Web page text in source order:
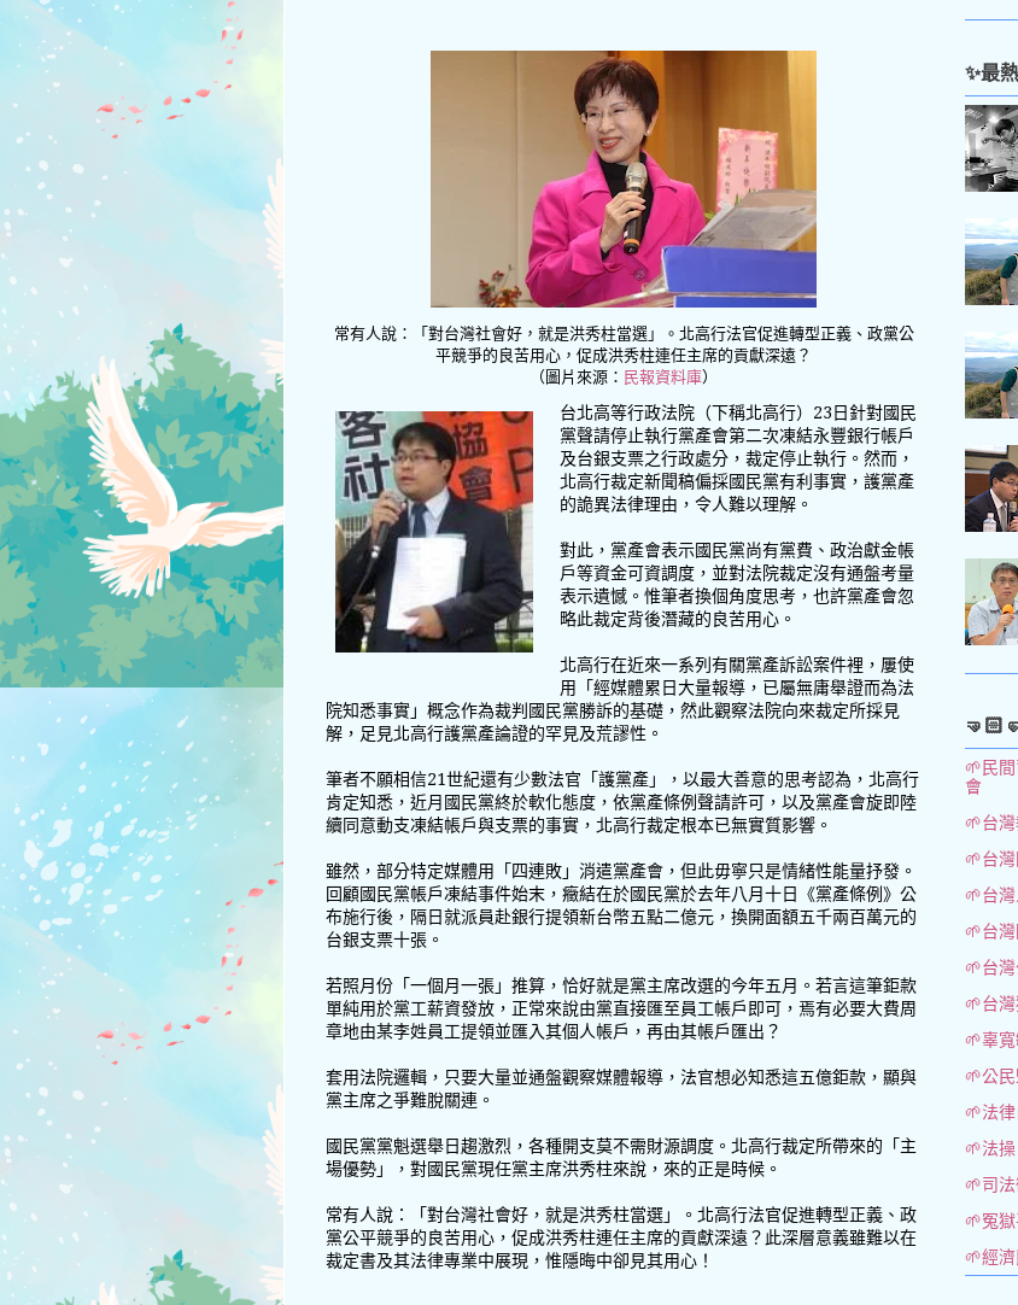
常有人說：「對台灣社會好，就是洪秀柱當選」。北高行法官促進轉型正義、政黨公
平競爭的良苦用心，促成洪秀柱連任主席的貢獻深遠？
（圖片來源： 民報資料庫）
台北高等行政法院（下稱北高行）23日針對國民
黨聲請停止執行黨產會第二次凍結永豐銀行帳戶
及台銀支票之行政處分，裁定停止執行。然而，
北高行裁定新聞稿偏採國民黨有利事實，護黨產
的詭異法律理由，令人難以理解。
對此，黨產會表示國民黨尚有黨費、政治獻金帳
戶等資金可資調度，並對法院裁定沒有通盤考量
表示遺憾。惟筆者換個角度思考，也許黨產會忽
略此裁定背後潛藏的良苦用心。
北高行在近來一系列有關黨產訴訟案件裡，屢使
用「經媒體累日大量報導，已屬無庸舉證而為法
院知悉事實」概念作為裁判國民黨勝訴的基礎，然此觀察法院向來裁定所採見
解，足見北高行護黨產論證的罕見及荒謬性。
筆者不願相信21世紀還有少數法官「護黨產」，以最大善意的思考認為，北高行
肯定知悉，近月國民黨終於軟化態度，依黨產條例聲請許可，以及黨產會旋即陸
續同意動支凍結帳戶與支票的事實，北高行裁定根本已無實質影響。
雖然，部分特定媒體用「四連敗」消遣黨產會，但此毋寧只是情緒性能量抒發。
回顧國民黨帳戶凍結事件始末，癥結在於國民黨於去年八月十日《黨產條例》公
布施行後，隔日就派員赴銀行提領新台幣五點二億元，換開面額五千兩百萬元的
台銀支票十張。
若照月份「一個月一張」推算，恰好就是黨主席改選的今年五月。若言這筆鉅款
單純用於黨工薪資發放，正常來說由黨直接匯至員工帳戶即可，焉有必要大費周
章地由某李姓員工提領並匯入其個人帳戶，再由其帳戶匯出？
套用法院邏輯，只要大量並通盤觀察媒體報導，法官想必知悉這五億鉅款，顯與
黨主席之爭難脫關連。
國民黨黨魁選舉日趨激烈，各種開支莫不需財源調度。北高行裁定所帶來的「主
場優勢」，對國民黨現任黨主席洪秀柱來說，來的正是時候。
常有人說：「對台灣社會好，就是洪秀柱當選」。北高行法官促進轉型正義、政
黨公平競爭的良苦用心，促成洪秀柱連任主席的貢獻深遠？此深層意義雖難以在
裁定書及其法律專業中展現，惟隱晦中卻見其用心！
✨最
🌱民
會
🌱台
🌱台
🌱台
🌱台
🌱台
🌱台
🌱辜
🌱公
🌱法
🌱法
🌱司
🌱冤
🌱經